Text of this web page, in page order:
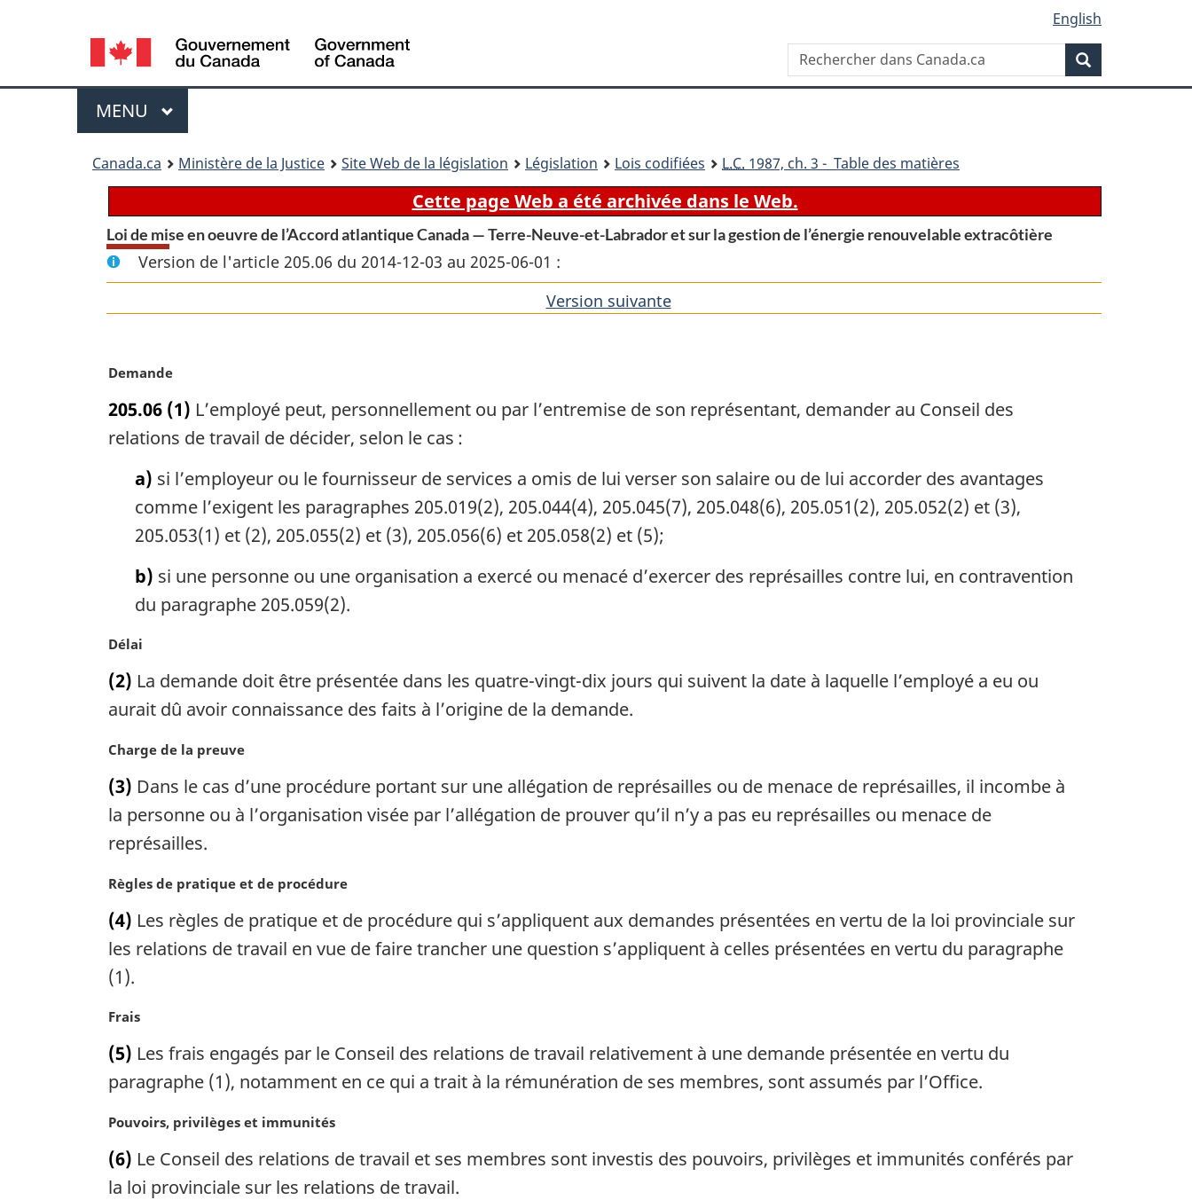
principal
À
site
version
Language
selection
English
Rechercher
dans
Canada.ca
Menu
MENU PRINCIPAL
Canada.ca Ministère de la Justice Site Web de la législation Législation Lois codifiées L.C. 1987, ch. 3 - Table des matières
Cette page Web a été archivée dans le Web.
Loi de mise en oeuvre de l’Accord atlantique Canada — Terre-Neuve-et-Labrador et sur la gestion de l’énergie renouvelable extracôtière
Version de l'article 205.06 du 2014-12-03 au 2025-06-01 :
Version suivantede
N
t
e
:
Demande
205.06 (1) L’employé peut, personnellement ou par l’entremise de son représentant, demander au Conseil des
relations de travail de décider, selon le cas :
a) si l’employeur ou le fournisseur de services a omis de lui verser son salaire ou de lui accorder des avantages
comme l’exigent les paragraphes 205.019(2), 205.044(4), 205.045(7), 205.048(6), 205.051(2), 205.052(2) et (3),
205.053(1) et (2), 205.055(2) et (3), 205.056(6) et 205.058(2) et (5);
b) si une personne ou une organisation a exercé ou menacé d’exercer des représailles contre lui, en contravention
du paragraphe 205.059(2).
N
t
e
a
g
i
a
e
:
Délai
(2) La demande doit être présentée dans les quatre-vingt-dix jours qui suivent la date à laquelle l’employé a eu ou
aurait dû avoir connaissance des faits à l’origine de la demande.
N
t
e
a
g
i
n
a
l
:
Charge de la preuve
(3) Dans le cas d’une procédure portant sur une allégation de représailles ou de menace de représailles, il incombe à
la personne ou à l’organisation visée par l’allégation de prouver qu’il n’y a pas eu représailles ou menace de
représailles.
N
t
e
m
a
g
i
n
a
e
:
Règles de pratique et de procédure
(4) Les règles de pratique et de procédure qui s’appliquent aux demandes présentées en vertu de la loi provinciale sur
les relations de travail en vue de faire trancher une question s’appliquent à celles présentées en vertu du paragraphe
(1).
N
t
e
m
a
g
i
Frais
(5) Les frais engagés par le Conseil des relations de travail relativement à une demande présentée en vertu du
paragraphe (1), notamment en ce qui a trait à la rémunération de ses membres, sont assumés par l’Office.
N
t
e
Pouvoirs, privilèges et immunités
(6) Le Conseil des relations de travail et ses membres sont investis des pouvoirs, privilèges et immunités conférés par
la loi provinciale sur les relations de travail.